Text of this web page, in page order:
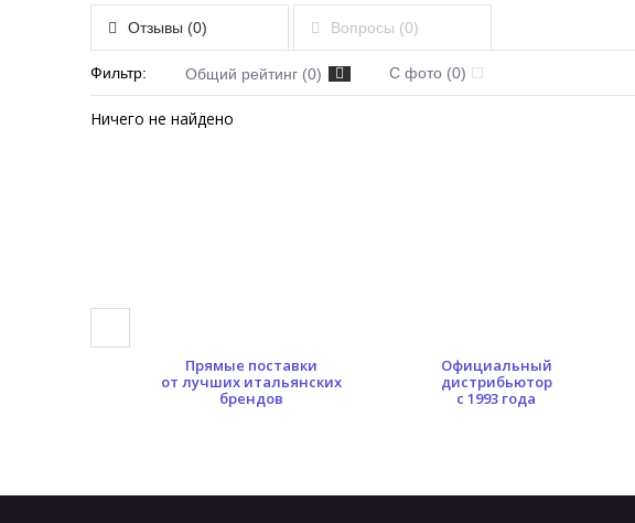
Отзывы (0) Вопросы (0)
Фильтр: Общий рейтинг (0) С фото (0)
Ничего не найдено
Прямые поставки
от лучших итальянских
брендов
Официальный
дистрибьютор
с 1993 года